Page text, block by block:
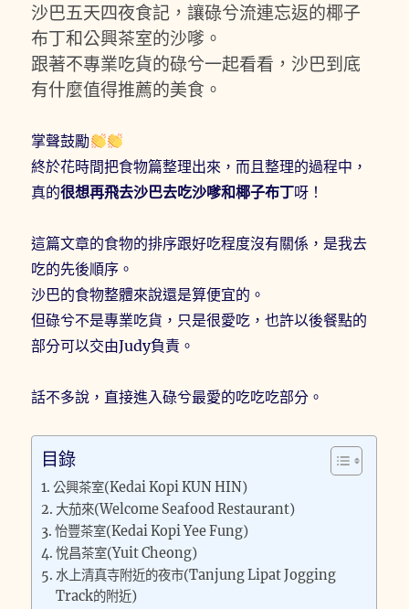
沙巴五天四夜食記，讓碌兮流連忘返的椰子
布丁和公興茶室的沙嗲。
跟著不專業吃貨的碌兮一起看看，沙巴到底
有什麼值得推薦的美食。
掌聲鼓勵
終於花時間把食物篇整理出來，而且整理的過程中，
真的很想再飛去沙巴去吃沙嗲和椰子布丁呀！
這篇文章的食物的排序跟好吃程度沒有關係，是我去
吃的先後順序。
沙巴的食物整體來說還是算便宜的。
但碌兮不是專業吃貨，只是很愛吃，也許以後餐點的
部分可以交由Judy負責。
話不多說，直接進入碌兮最愛的吃吃吃部分。
目錄
公興茶室(Kedai Kopi KUN HIN)
大茄來(Welcome Seafood Restaurant)
怡豐茶室(Kedai Kopi Yee Fung)
悅昌茶室(Yuit Cheong)
水上清真寺附近的夜市(Tanjung Lipat Jogging
Track的附近)